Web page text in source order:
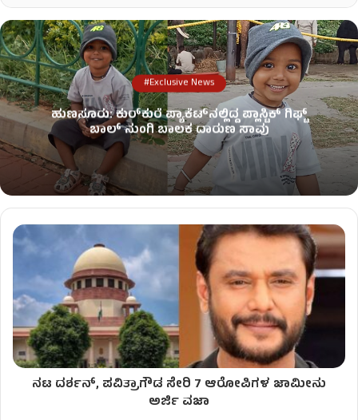
#Exclusive News
ಹುಣಸೂರು: ಕುರ್‌ಕುರೆ ಪ್ಯಾಕೆಟ್‌ನಲ್ಲಿದ್ದ ಪ್ಲಾಸ್ಟಿಕ್ ಗಿಫ್ಟ್
ಬಾಲ್ ನುಂಗಿ ಬಾಲಕ ದಾರುಣ ಸಾವು
ನಟ ದರ್ಶನ್​, ಪವಿತ್ರಾಗೌಡ ಸೇರಿ 7 ಆರೋಪಿಗಳ ಜಾಮೀನು
ಅರ್ಜಿ ವಜಾ